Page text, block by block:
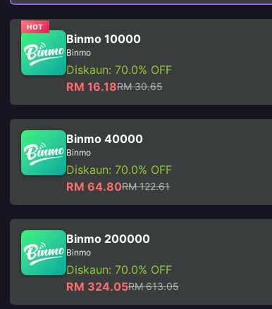
HOT
Binmo 10000
Binmo
Diskaun: 70.0% OFF
RM 16.18RM 30.65
Binmo 40000
Binmo
Diskaun: 70.0% OFF
RM 64.80RM 122.61
Binmo 200000
Binmo
Diskaun: 70.0% OFF
RM 324.05RM 613.05